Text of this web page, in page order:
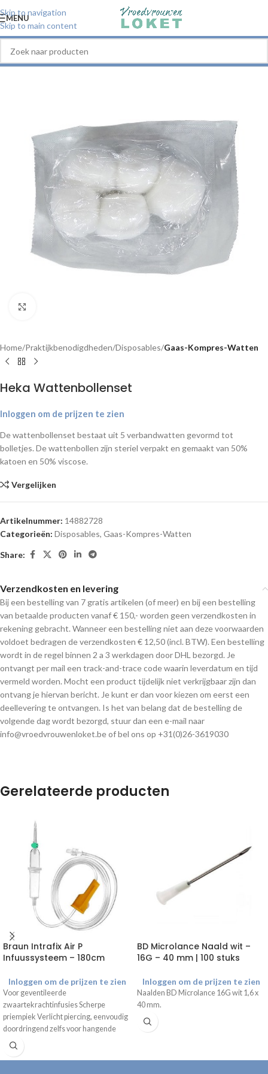
Skip to navigation
Skip to main content
MENU
Home Praktijkbenodigdheden Disposables Gaas-Kompres-Watten
Heka Wattenbollenset
Inloggen om de prijzen te zien
De wattenbollenset bestaat uit 5 verbandwatten gevormd tot
bolletjes. De wattenbollen zijn steriel verpakt en gemaakt van 50%
katoen en 50% viscose.
Vergelijken
Artikelnummer: 14882728
Categorieën: Disposables, Gaas-Kompres-Watten
Share:
Verzendkosten en levering
Bij een bestelling van 7 gratis artikelen (of meer) en bij een bestelling
van betaalde producten vanaf € 150,- worden geen verzendkosten in
rekening gebracht. Wanneer een bestelling niet aan deze voorwaarden
voldoet bedragen de verzendkosten € 12,50 (incl. BTW). Een bestelling
wordt in de regel binnen 2 a 3 werkdagen door DHL bezorgd. Je
ontvangt per mail een track-and-trace code waarin leverdatum en tijd
vermeld worden. Mocht een product tijdelijk niet verkrijgbaar zijn dan
ontvang je hiervan bericht. Je kunt er dan voor kiezen om eerst een
deellevering te ontvangen. Is het van belang dat de bestelling de
volgende dag wordt bezorgd, stuur dan een e-mail naar
info@vroedvrouwenloket.be of bel ons op +31(0)26-3619030
Gerelateerde producten
Braun Intrafix Air P
Infuussysteem – 180cm
Inloggen om de prijzen te zien
Voor geventileerde
zwaartekrachtinfusies Scherpe
priempiek Verlicht piercing, eenvoudig
doordringend zelfs voor hangende
containers Leegt zonder residu
Bacterieel goed afgesloten Handige
BD Microlance Naald wit –
16G – 40 mm | 100 stuks
Inloggen om de prijzen te zien
Naalden BD Microlance 16G wit 1,6 x
40 mm.